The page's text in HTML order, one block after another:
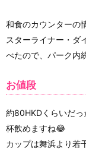
和食のカウンターの
スターライナー・ダ
べたので、パーク内
お値段
約80HKDくらいだ
杯飲めますね😂
カップは舞浜より若